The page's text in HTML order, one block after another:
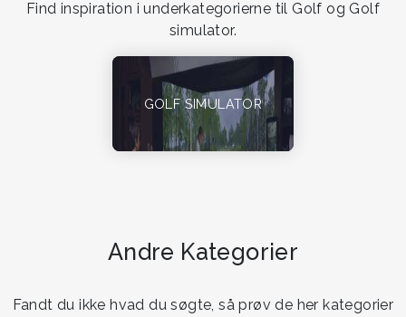
Find inspiration i underkategorierne til Golf og Golf
simulator.
GOLF SIMULATOR
Andre Kategorier
Fandt du ikke hvad du søgte, så prøv de her kategorier